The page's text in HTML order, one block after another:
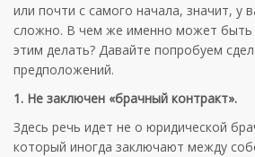
или почти с самого начала, значит, у
сложно. В чем же именно может быть
этим делать? Давайте попробуем
предположений.
1. Не заключен «брачный контракт».
Здесь речь идет не о юридической
который иногда заключают между